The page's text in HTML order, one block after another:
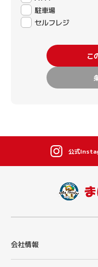
駐車場
セルフレジ
こ
公式
会社情報